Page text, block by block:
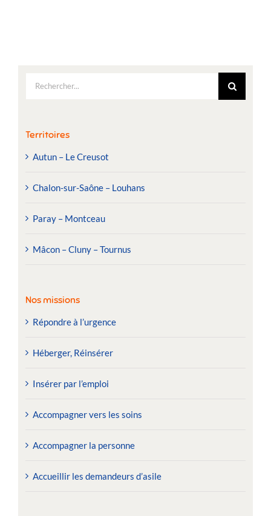
Rechercher:
Territoires
Autun – Le Creusot
Chalon-sur-Saône – Louhans
Paray – Montceau
Mâcon – Cluny – Tournus
Nos missions
Répondre à l’urgence
Héberger, Réinsérer
Insérer par l’emploi
Accompagner vers les soins
Accompagner la personne
Accueillir les demandeurs d’asile